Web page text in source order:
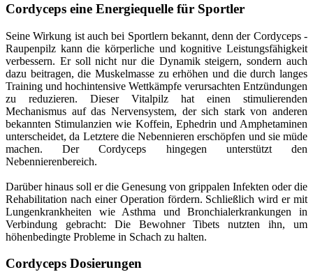
Cordyceps eine Energiequelle für Sportler
Seine Wirkung ist auch bei Sportlern bekannt, denn der Cordyceps -
Raupenpilz kann die körperliche und kognitive Leistungsfähigkeit
verbessern. Er soll nicht nur die Dynamik steigern, sondern auch
dazu beitragen, die Muskelmasse zu erhöhen und die durch langes
Training und hochintensive Wettkämpfe verursachten Entzündungen
zu reduzieren. Dieser Vitalpilz hat einen stimulierenden
Mechanismus auf das Nervensystem, der sich stark von anderen
bekannten Stimulanzien wie Koffein, Ephedrin und Amphetaminen
unterscheidet, da Letztere die Nebennieren erschöpfen und sie müde
machen. Der Cordyceps hingegen unterstützt den
Nebennierenbereich.
Darüber hinaus soll er die Genesung von grippalen Infekten oder die
Rehabilitation nach einer Operation fördern. Schließlich wird er mit
Lungenkrankheiten wie Asthma und Bronchialerkrankungen in
Verbindung gebracht: Die Bewohner Tibets nutzten ihn, um
höhenbedingte Probleme in Schach zu halten.
Cordyceps Dosierungen